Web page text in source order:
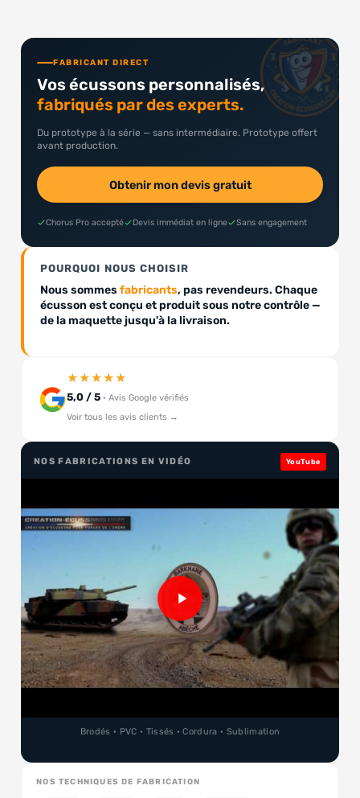
FABRICANT DIRECT
Vos écussons personnalisés,
fabriqués par des experts.
Du prototype à la série — sans intermédiaire. Prototype offert
avant production.
Obtenir mon devis gratuit
Chorus Pro accepté Devis immédiat en ligne Sans engagement
POURQUOI NOUS CHOISIR
Nous sommesfabricants, pas revendeurs. Chaque
écusson est conçu et produit sous notre contrôle —
de la maquette jusqu'à la livraison.
★★★★★
5,0 / 5· Avis Google vérifiés
Voir tous les avis clients →
NOS FABRICATIONS EN VIDÉO YouTube
Brodés · PVC · Tissés · Cordura · Sublimation
NOS TECHNIQUES DE FABRICATION